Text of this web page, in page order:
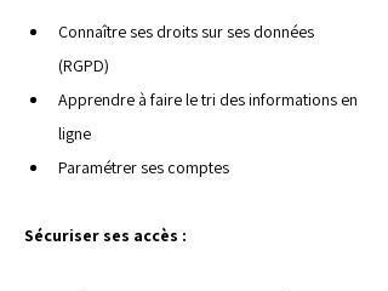
Connaître ses droits sur ses données
(RGPD)
Apprendre à faire le tri des informations en
ligne
Paramétrer ses comptes
Sécuriser ses accès :